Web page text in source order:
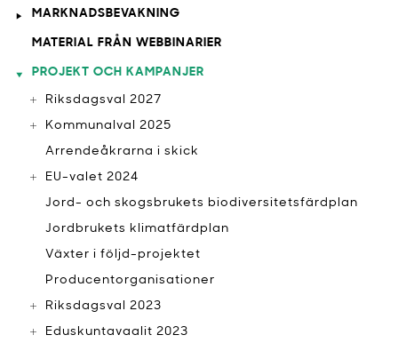
MARKNADSBEVAKNING
MATERIAL FRÅN WEBBINARIER
PROJEKT OCH KAMPANJER
Riksdagsval 2027
Kommunalval 2025
Arrendeåkrarna i skick
EU-valet 2024
Jord- och skogsbrukets biodiversitetsfärdplan
Jordbrukets klimatfärdplan
Växter i följd-projektet
Producentorganisationer
Riksdagsval 2023
Eduskuntavaalit 2023